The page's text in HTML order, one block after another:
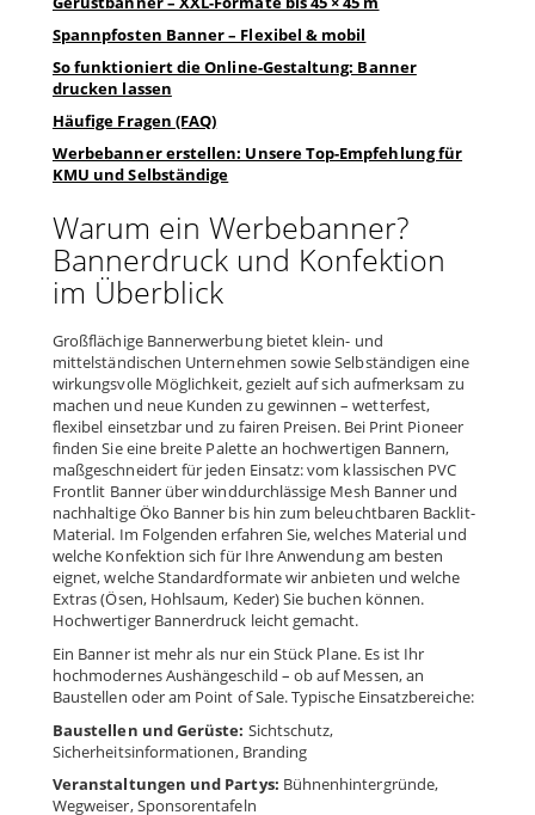
Spannpfosten Banner – Flexibel & mobil
So funktioniert die Online-Gestaltung: Banner
drucken lassen
Häufige Fragen (FAQ)
Werbebanner erstellen: Unsere Top-Empfehlung für
KMU und Selbständige
Warum ein Werbebanner?
Bannerdruck und Konfektion
im Überblick
Großflächige Bannerwerbung bietet klein- und
mittelständischen Unternehmen sowie Selbständigen eine
wirkungsvolle Möglichkeit, gezielt auf sich aufmerksam zu
machen und neue Kunden zu gewinnen – wetterfest,
flexibel einsetzbar und zu fairen Preisen. Bei Print Pioneer
finden Sie eine breite Palette an hochwertigen Bannern,
maßgeschneidert für jeden Einsatz: vom klassischen PVC
Frontlit Banner über winddurchlässige Mesh Banner und
nachhaltige Öko Banner bis hin zum beleuchtbaren Backlit-
Material. Im Folgenden erfahren Sie, welches Material und
welche Konfektion sich für Ihre Anwendung am besten
eignet, welche Standardformate wir anbieten und welche
Extras (Ösen, Hohlsaum, Keder) Sie buchen können.
Hochwertiger Bannerdruck leicht gemacht.
Ein Banner ist mehr als nur ein Stück Plane. Es ist Ihr
hochmodernes Aushängeschild – ob auf Messen, an
Baustellen oder am Point of Sale. Typische Einsatzbereiche:
Baustellen und Gerüste: Sichtschutz,
Sicherheitsinformationen, Branding
Veranstaltungen und Partys: Bühnenhintergründe,
Wegweiser, Sponsorentafeln